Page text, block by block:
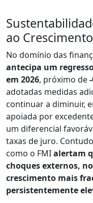
ao
No domínio das
antecipa um
em 2026, próximo de
adotadas medidas
continuar a diminuir,
apoiada por
um diferencial
taxas de juro.
como o FMIalertam
choques externos,
crescimento mais
persistentemente